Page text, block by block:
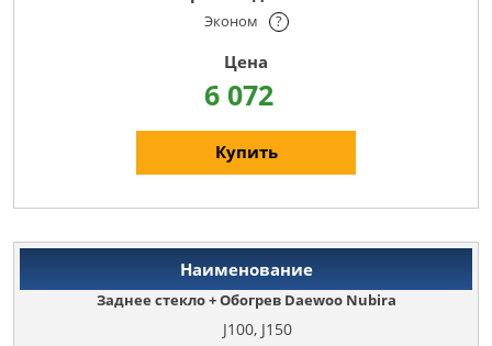
Эконом ?
6 072
Купить
Заднее стекло + Обогрев Daewoo Nubira
J100, J150